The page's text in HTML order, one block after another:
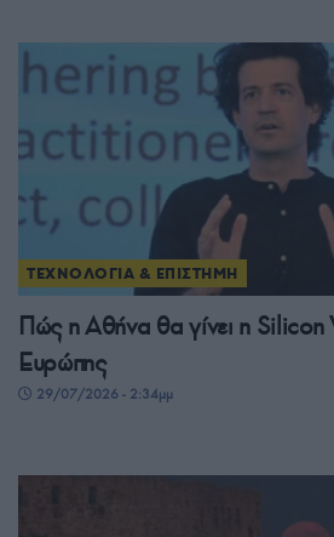
ΤΕΧΝΟΛΟΓΙΑ & ΕΠΙΣΤΗΜΗ
Πώς η Αθήνα θα γίνει η Silicon
Ευρώπης
29/07/2026 - 2:34μμ